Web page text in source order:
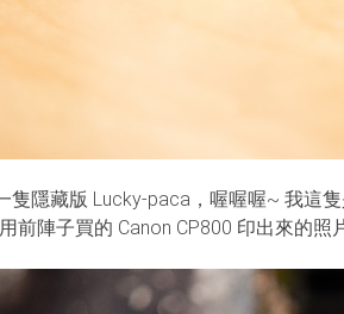
隻隱藏版 Lucky-paca，喔喔喔~ 我這
前陣子買的 Canon CP800 印出來的照